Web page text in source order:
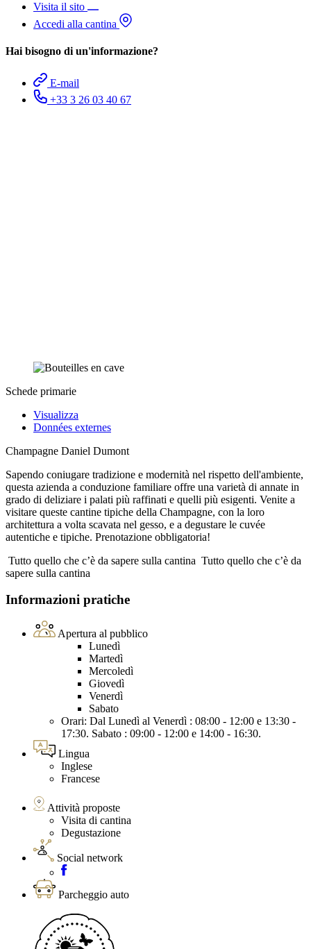
Visita il sito
Accedi alla cantina
Hai bisogno di un'informazione?
E-mail
+33 3 26 03 40 67
Schede primarie
Visualizza
Données externes
Champagne Daniel Dumont
Sapendo coniugare tradizione e modernità nel rispetto dell'ambiente,
questa azienda a conduzione familiare offre una varietà di annate in
grado di deliziare i palati più raffinati e quelli più esigenti. Venite a
visitare queste cantine tipiche della Champagne, con la loro
architettura a volta scavata nel gesso, e a degustare le cuvée
autentiche e tipiche. Prenotazione obbligatoria!
Tutto quello che c’è da sapere sulla cantina Tutto quello che c’è da
sapere sulla cantina
Informazioni pratiche
Apertura al pubblico
Lunedì
Martedì
Mercoledì
Giovedì
Venerdì
Sabato
Orari: Dal Lunedì al Venerdì : 08:00 - 12:00 e 13:30 -
17:30. Sabato : 09:00 - 12:00 e 14:00 - 16:30.
Lingua
Inglese
Francese
Attività proposte
Visita di cantina
Degustazione
Social network
Parcheggio auto